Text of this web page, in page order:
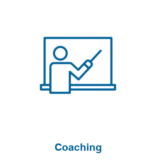
Coaching